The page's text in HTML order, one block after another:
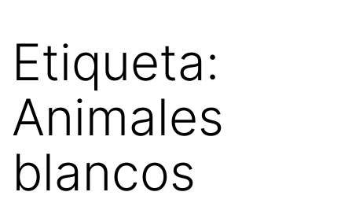
Etiqueta:
Animales
blancos